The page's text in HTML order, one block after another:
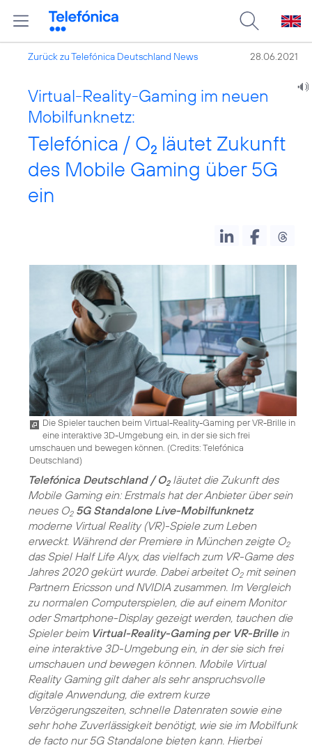
Zurück zu Telefónica Deutschland News 28.06.2021
Virtual-Reality-Gaming im neuen
Mobilfunknetz:
Telefónica / O2 läutet Zukunft
des Mobile Gaming über 5G
ein
Die Spieler tauchen beim Virtual-Reality-Gaming per VR-Brille in
eine interaktive 3D-Umgebung ein, in der sie sich frei
umschauen und bewegen können. (Credits: Telefónica
Deutschland)
Telefónica Deutschland / O2läutet die Zukunft des
Mobile Gaming ein: Erstmals hat der Anbieter über sein
neues O2 5G Standalone Live-Mobilfunknetz
moderne Virtual Reality (VR)-Spiele zum Leben
erweckt. Während der Premiere in München zeigte O2
das Spiel Half Life Alyx, das vielfach zum VR-Game des
Jahres 2020 gekürt wurde. Dabei arbeitet O2mit seinen
Partnern Ericsson und NVIDIA zusammen. Im Vergleich
zu normalen Computerspielen, die auf einem Monitor
oder Smartphone-Display gezeigt werden, tauchen die
Spieler beim Virtual-Reality-Gaming per VR-Brillein
eine interaktive 3D-Umgebung ein, in der sie sich frei
umschauen und bewegen können. Mobile Virtual
Reality Gaming gilt daher als sehr anspruchsvolle
digitale Anwendung, die extrem kurze
Verzögerungszeiten, schnelle Datenraten sowie eine
sehr hohe Zuverlässigkeit benötigt, wie sie im Mobilfunk
de facto nur 5G Standalone bieten kann. Hierbei